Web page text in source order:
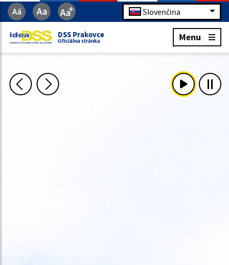
Slovenčina
DSS Prakovce
Oficiálna stránka Menu